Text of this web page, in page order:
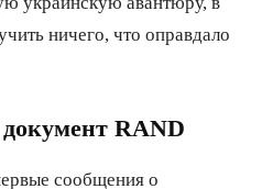
ничего, что оправдало
RAND
сообщения о